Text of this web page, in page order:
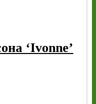
‘Ivonne’